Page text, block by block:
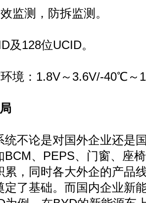
监测，防拆监测。
及128位UCID。
环境：1.8V～3.6V/-40℃～
统不论是对国外企业还是
BCM、PEPS、门窗、座
累，同时各大外企的产品
定了基础。而国内企业新